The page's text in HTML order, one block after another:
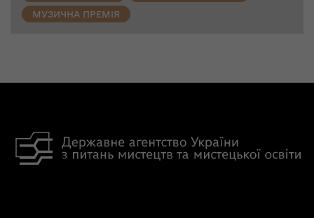
МУЗИЧНА ПРЕМІЯ